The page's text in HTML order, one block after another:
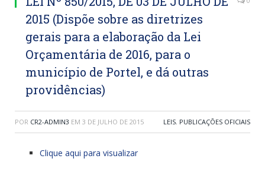
2015 (Dispõe sobre as diretrizes
gerais para a elaboração da Lei
Orçamentária de 2016, para o
município de Portel, e dá outras
providências)
POR CR2-ADMIN3 EM 3 DE JULHO DE 2015 LEIS, PUBLICAÇÕES OFICIAIS
Clique aqui para visualizar